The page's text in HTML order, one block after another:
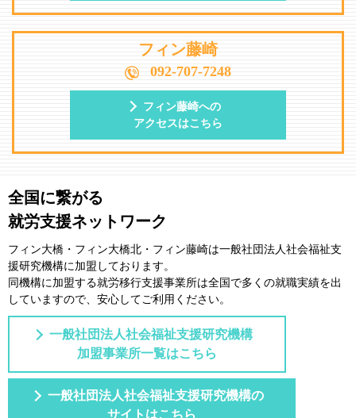
フィン藤崎
092-707-7248
フィン藤崎への
アクセスはこちら
全国に繋がる
就労支援ネットワーク
フィン大橋・フィン大橋北・フィン藤崎は一般社団法⼈社会福祉⽀
援研究機構に加盟しております。
同機構に加盟する就労移⾏⽀援事業所は全国で多くの就職実績を出
していますので、安⼼してご利⽤ください。
一般社団法人社会福祉支援研究機構
加盟事業所一覧はこちら
一般社団法人社会福祉支援研究機構の
サイトはこちら